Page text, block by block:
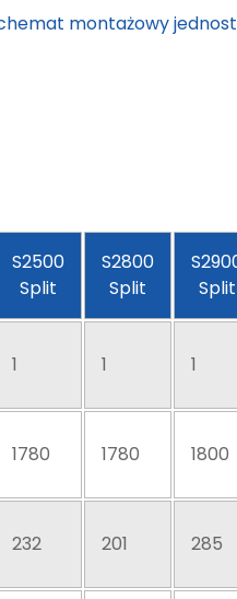
S2500
Split
S2800
Split
Split
1 1 1
1780 1780 1800
232 201 285